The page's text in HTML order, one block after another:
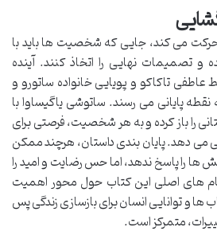
می کند، جایی که شخصیت ها باید با
تصمیمات نهایی را اتخاذ کنند. آینده
عاطفی تاکاکو و پویایی خانواده ساتورو و
پایانی می رسند. ساتوشی یاگیساوا با
را باز کرده و به هر شخصیت، فرصتی برای
می دهد. پایان بندی داستان، هرچند ممکن
را پاسخ ندهد، اما حس رضایت و امید را
های اصلی این کتاب حول محور اهمیت
و توانایی انسان برای بازسازی زندگی پس
متمرکز است.